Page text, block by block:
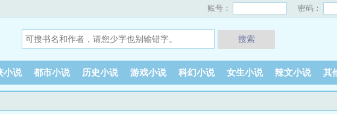
账号： 密码：
搜索
小说 都市小说 历史小说 游戏小说 科幻小说 女生小说 辣文小说 其